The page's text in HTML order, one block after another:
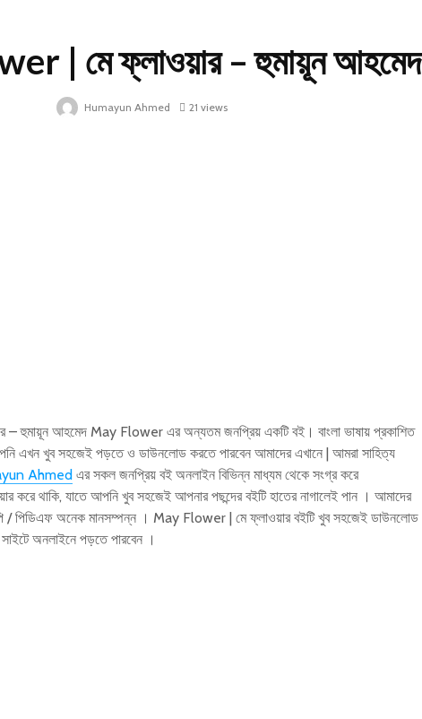
| মে ফ্লাওয়ার – হুমায়ূন আহমেদ
Humayun Ahmed 21 views
হুমায়ূন আহমেদ May Flower এর অন্যতম জনপ্রিয় একটি বই। বাংলা ভাষায় প্রকাশিত
এখন খুব সহজেই পড়তে ও ডাউনলোড করতে পারবেন আমাদের এখানে | আমরা সাহিত্য
Ahmed এর সকল জনপ্রিয় বই অনলাইন বিভিন্ন মাধ্যম থেকে সংগ্র করে
করে থাকি, যাতে আপনি খুব সহজেই আপনার পছন্দের বইটি হাতের নাগালেই পান । আমাদের
/ পিডিএফ অনেক মানসম্পন্ন । May Flower | মে ফ্লাওয়ার বইটি খুব সহজেই ডাউনলোড
অনলাইনে পড়তে পারবেন ।